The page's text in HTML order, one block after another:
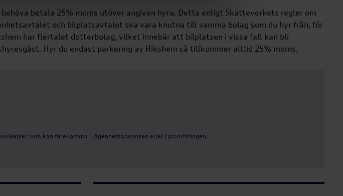
betala 25% moms utöver angiven hyra. Detta enligt Skatteverkets regler om
och bilplatsavtalet ska vara knutna till samma bolag som du hyr från, för
har flertalet dotterbolag, vilket innebär att bilplatsen i vissa fall kan bli
Hyr du endast parkering av Rikshem så tillkommer alltid 25% moms.
som kan förekomma i lägenhetsannonsen eller i planritningen.